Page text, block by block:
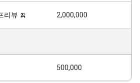
리뷰 🍌 2,000,000
500,000